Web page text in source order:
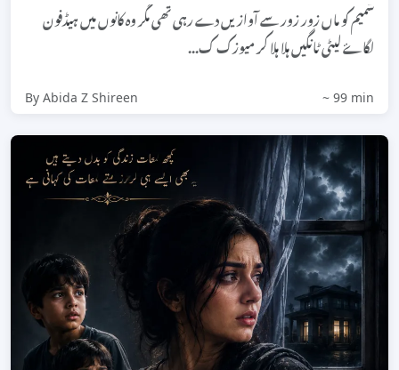
شمیم کو ماں زور زور سے آوازیں دے رہی تھی مگر وہ کانوں میں ہیڈفون
لگاۓ لیٹی ٹانگیں ہلا ہلا کر میوزک ک...
By Abida Z Shireen ~ 99 min